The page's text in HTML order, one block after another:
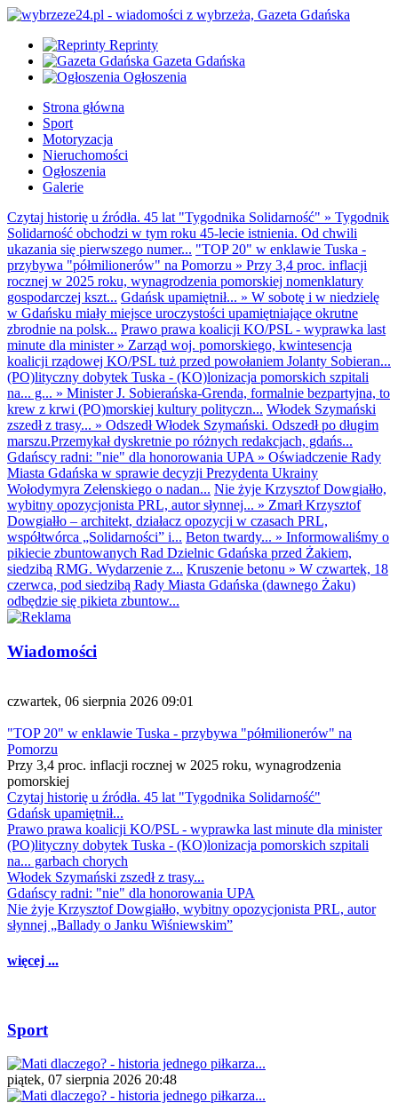
Reprinty
Gazeta Gdańska
Ogłoszenia
Strona główna
Sport
Motoryzacja
Nieruchomości
Ogłoszenia
Galerie
Czytaj historię u źródła. 45 lat "Tygodnika Solidarność" » Tygodnik
Solidarność obchodzi w tym roku 45-lecie istnienia. Od chwili
ukazania się pierwszego numer... "TOP 20" w enklawie Tuska -
przybywa "półmilionerów" na Pomorzu » Przy 3,4 proc. inflacji
rocznej w 2025 roku, wynagrodzenia pomorskiej nomenklatury
gospodarczej kszt... Gdańsk upamiętnił... » W sobotę i w niedzielę
w Gdańsku miały miejsce uroczystości upamiętniające okrutne
zbrodnie na polsk... Prawo prawa koalicji KO/PSL - wyprawka last
minute dla minister» Zarząd woj. pomorskiego, kwintesencja
koalicji rządowej KO/PSL tuż przed powołaniem Jolanty Sobieran...
(PO)lityczny dobytek Tuska - (KO)lonizacja pomorskich szpitali
na... g... » Minister J. Sobierańska-Grenda, formalnie bezpartyjna, to
krew z krwi (PO)morskiej kultury polityczn... Włodek Szymański
zszedł z trasy... » Odszedł Włodek Szymański. Odszedł po długim
marszu.Przemykał dyskretnie po różnych redakcjach, gdańs...
Gdańscy radni: "nie" dla honorowania UPA » Oświadczenie Rady
Miasta Gdańska w sprawie decyzji Prezydenta Ukrainy
Wołodymyra Zełenskiego o nadan... Nie żyje Krzysztof Dowgiałło,
wybitny opozycjonista PRL, autor słynnej... » Zmarł Krzysztof
Dowgiałło – architekt, działacz opozycji w czasach PRL,
współtwórca „Solidarności” i... Beton twardy... » Informowaliśmy o
pikiecie zbuntowanych Rad Dzielnic Gdańska przed Żakiem,
siedzibą RMG. Wydarzenie z... Kruszenie betonu » W czwartek, 18
czerwca, pod siedzibą Rady Miasta Gdańska (dawnego Żaku)
odbędzie się pikieta zbuntow...
Wiadomości
czwartek, 06 sierpnia 2026 09:01
"TOP 20" w enklawie Tuska - przybywa "półmilionerów" na
Pomorzu
Przy 3,4 proc. inflacji rocznej w 2025 roku, wynagrodzenia
pomorskiej
Czytaj historię u źródła. 45 lat "Tygodnika Solidarność"
Gdańsk upamiętnił...
Prawo prawa koalicji KO/PSL - wyprawka last minute dla minister
(PO)lityczny dobytek Tuska - (KO)lonizacja pomorskich szpitali
na... garbach chorych
Włodek Szymański zszedł z trasy...
Gdańscy radni: "nie" dla honorowania UPA
Nie żyje Krzysztof Dowgiałło, wybitny opozycjonista PRL, autor
słynnej „Ballady o Janku Wiśniewskim”
więcej ...
Sport
piątek, 07 sierpnia 2026 20:48